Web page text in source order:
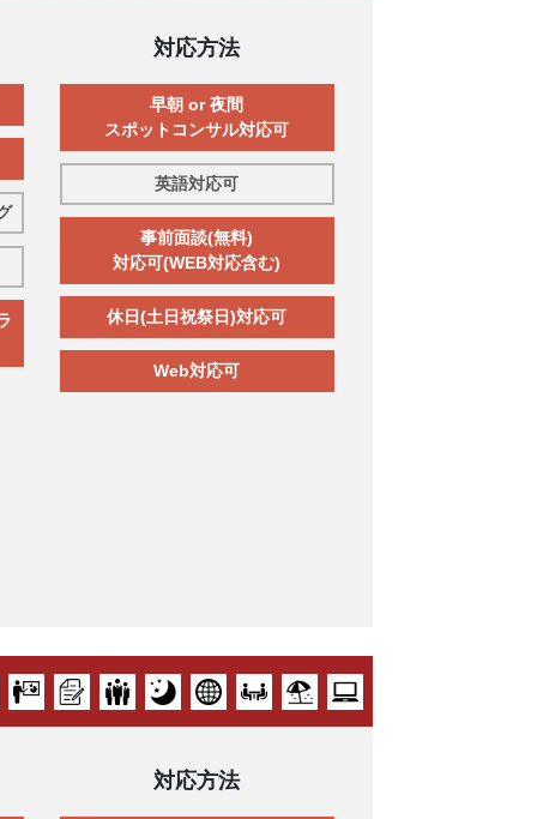
対応方法
早朝 or 夜間
スポットコンサル対応可
英語対応可
事前面談(無料)
対応可(WEB対応含む)
休日(土日祝祭日)対応可
Web対応可
対応方法